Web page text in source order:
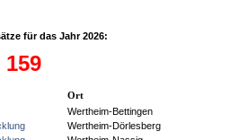
für das Jahr 2026:
159
Ort
Wertheim-Bettingen
Wertheim-Dörlesberg